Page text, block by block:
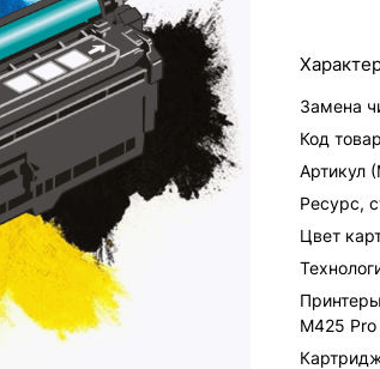
Замена
Код
Артикул
Ресурс,
Цвет
M425